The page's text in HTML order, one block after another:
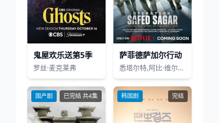
鬼屋欢乐送第5季
罗丝·麦克莱弗
萨菲德萨加尔行动
悉塔尔特,阿比·维尔马,吉米·舍尔吉勒,Dia Mirza,普拉加克塔·科利
国产剧 已完结 共4集 韩国剧 完结